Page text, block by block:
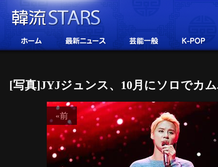
[写真]JYJジュンス、10月にソロでカ
«前